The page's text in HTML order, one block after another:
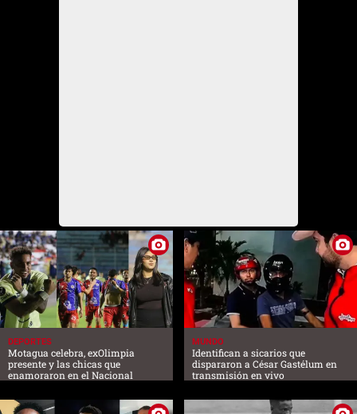
DEPORTES
Motagua celebra, exOlimpia
presente y las chicas que
enamoraron en el Nacional
MUNDO
Identifican a sicarios que
dispararon a César Gastélum en
transmisión en vivo